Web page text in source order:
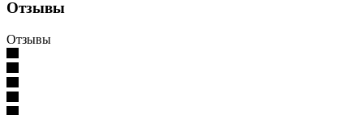
Отзывы
Отзывы